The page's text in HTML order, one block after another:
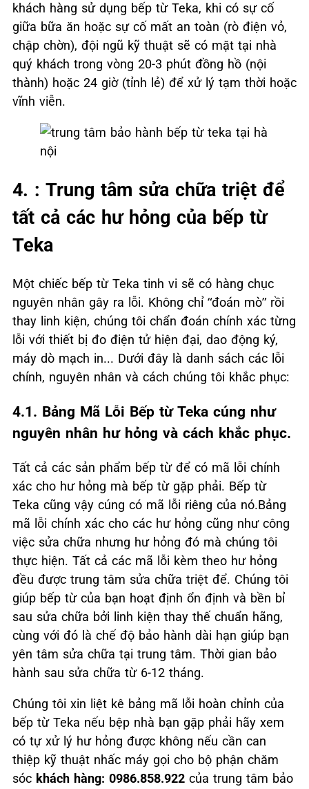
khách hàng sử dụng bếp từ Teka, khi có sự cố
giữa bữa ăn hoặc sự cố mất an toàn (rò điện vỏ,
chập chờn), đội ngũ kỹ thuật sẽ có mặt tại nhà
quý khách trong vòng 20-3 phút đồng hồ (nội
thành) hoặc 24 giờ (tỉnh lẻ) để xử lý tạm thời hoặc
vĩnh viễn.
4. : Trung tâm sửa chữa triệt để
tất cả các hư hỏng của bếp từ
Teka
Một chiếc bếp từ Teka tinh vi sẽ có hàng chục
nguyên nhân gây ra lỗi. Không chỉ “đoán mò” rồi
thay linh kiện, chúng tôi chẩn đoán chính xác từng
lỗi với thiết bị đo điện tử hiện đại, dao động ký,
máy dò mạch in... Dưới đây là danh sách các lỗi
chính, nguyên nhân và cách chúng tôi khắc phục:
4.1. Bảng Mã Lỗi Bếp từ Teka cúng như
nguyên nhân hư hỏng và cách khắc phục.
Tất cả các sản phẩm bếp từ để có mã lỗi chính
xác cho hư hỏng mà bếp từ gặp phải. Bếp từ
Teka cũng vậy cúng có mã lỗi riêng của nó.Bảng
mã lỗi chính xác cho các hư hỏng cũng như công
việc sửa chữa nhưng hư hỏng đó mà chúng tôi
thực hiện. Tất cả các mã lỗi kèm theo hư hỏng
đều được trung tâm sửa chữa triệt để. Chúng tôi
giúp bếp từ của bạn hoạt định ổn định và bền bỉ
sau sửa chữa bởi linh kiện thay thế chuẩn hãng,
cùng với đó là chế độ bảo hành dài hạn giúp bạn
yên tâm sửa chữa tại trung tâm. Thời gian bảo
hành sau sửa chữa từ 6-12 tháng.
Chúng tôi xin liệt kê bảng mã lỗi hoàn chỉnh của
bếp từ Teka nếu bệp nhà bạn gặp phải hãy xem
có tự xử lý hư hỏng được không nếu cần can
thiệp kỹ thuật nhấc máy gọi cho bộ phận chăm
sóc khách hàng: 0986.858.922 của trung tâm bảo